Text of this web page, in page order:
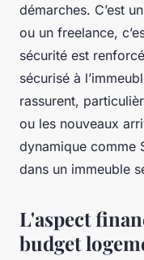
démarches. C’est
ou un freelance,
sécurité est
sécurisé à
rassurent,
ou les nouveaux
dynamique comme
dans un immeuble
L'aspect
budget